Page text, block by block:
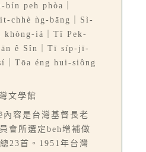
peh phòa｜
chhè ǹg-bāng｜Sì-
iá｜Tī Pek-
ê Sîn｜Tī si̍p-jī-
Tōa éng hui-siông
文學館
容是台灣基督長老
會所選定beh增補做
23首。1951年台灣